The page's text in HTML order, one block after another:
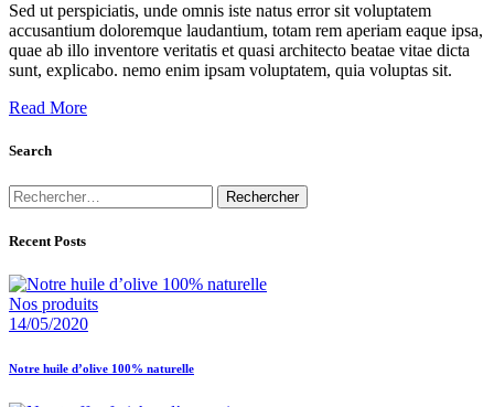
Sed ut perspiciatis, unde omnis iste natus error sit voluptatem
accusantium doloremque laudantium, totam rem aperiam eaque ipsa,
quae ab illo inventore veritatis et quasi architecto beatae vitae dicta
sunt, explicabo. nemo enim ipsam voluptatem, quia voluptas sit.
Read More
Search
Rechercher :
Recent Posts
Nos produits
14/05/2020
Notre huile d’olive 100% naturelle